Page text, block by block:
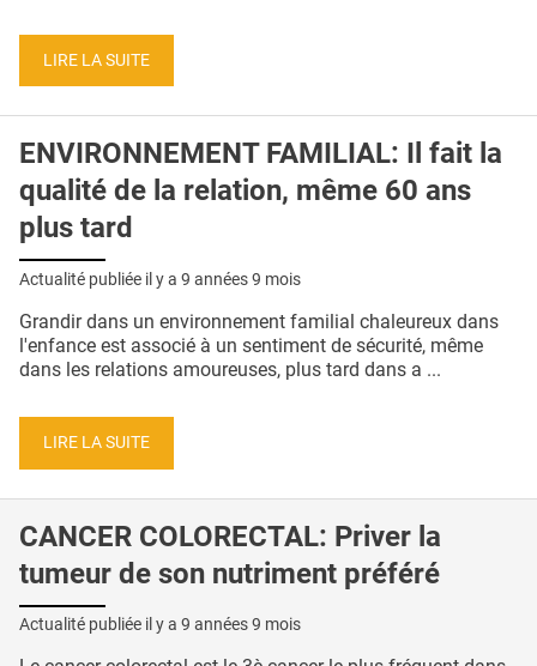
CONTACT
LIRE LA SUITE
ENVIRONNEMENT FAMILIAL: Il fait la
qualité de la relation, même 60 ans
plus tard
Actualité publiée il y a 9 années 9 mois
Grandir dans un environnement familial chaleureux dans
l'enfance est associé à un sentiment de sécurité, même
dans les relations amoureuses, plus tard dans a ...
LIRE LA SUITE
CANCER COLORECTAL: Priver la
tumeur de son nutriment préféré
Actualité publiée il y a 9 années 9 mois